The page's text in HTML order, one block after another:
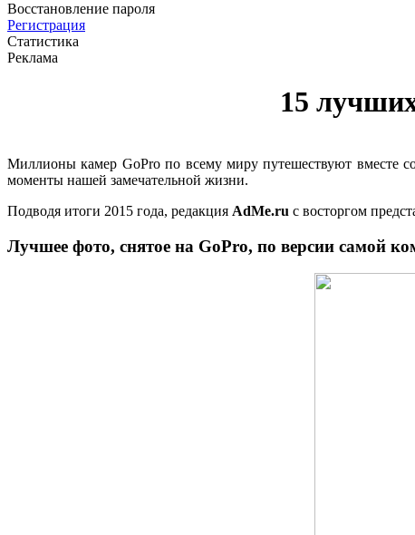
Восстановление пароля
Регистрация
Статистика
Реклама
15
Миллионы камер GoPro по всему миру путешествуют вместе
моменты нашей замечательной жизни.
Подводя итоги 2015 года, редакция AdMe.ru с восторгом
Лучшее фото, снятое на GoPro, по версии самой